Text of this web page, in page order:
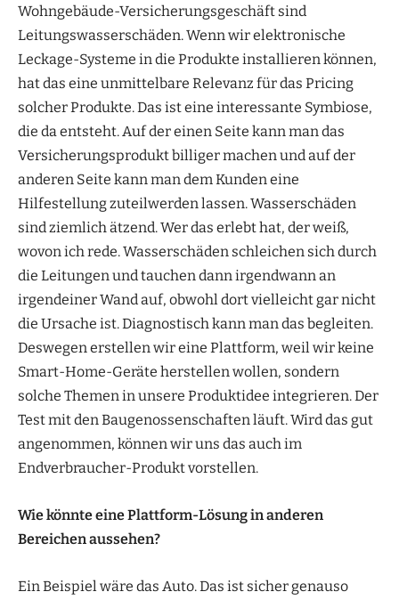
Wohngebäude-Versicherungsgeschäft sind
Leitungswasserschäden. Wenn wir elektronische
Leckage-Systeme in die Produkte installieren können,
hat das eine unmittelbare Relevanz für das Pricing
solcher Produkte. Das ist eine interessante Symbiose,
die da entsteht. Auf der einen Seite kann man das
Versicherungsprodukt billiger machen und auf der
anderen Seite kann man dem Kunden eine
Hilfestellung zuteilwerden lassen. Wasserschäden
sind ziemlich ätzend. Wer das erlebt hat, der weiß,
wovon ich rede. Wasserschäden schleichen sich durch
die Leitungen und tauchen dann irgendwann an
irgendeiner Wand auf, obwohl dort vielleicht gar nicht
die Ursache ist. Diagnostisch kann man das begleiten.
Deswegen erstellen wir eine Plattform, weil wir keine
Smart-Home-Geräte herstellen wollen, sondern
solche Themen in unsere Produktidee integrieren. Der
Test mit den Baugenossenschaften läuft. Wird das gut
angenommen, können wir uns das auch im
Endverbraucher-Produkt vorstellen.
Wie könnte eine Plattform-Lösung in anderen
Bereichen aussehen?
Ein Beispiel wäre das Auto. Das ist sicher genauso